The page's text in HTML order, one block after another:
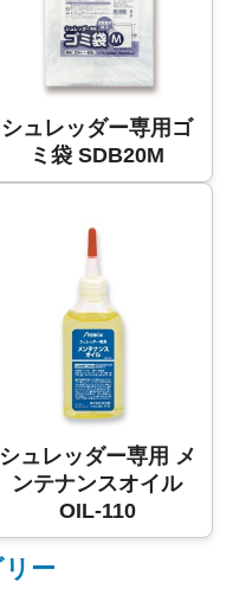
シュレッダー専用ゴ
ミ袋 SDB20M
シュレッダー専用 メ
ンテナンスオイル
OIL-110
ー